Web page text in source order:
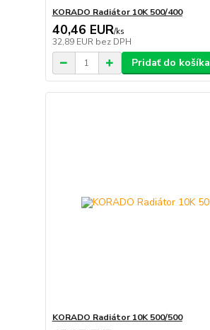
KORADO Radiátor 10K 500/400
40,46 EUR/ks
32,89 EUR bez DPH
Pridať do košíka
KORADO Radiátor 10K 500/500